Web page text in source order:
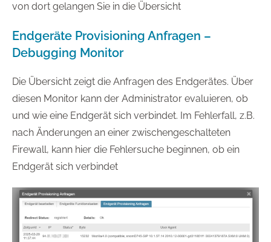
von dort gelangen Sie in die Übersicht
Endgeräte Provisioning Anfragen –
Debugging Monitor
Die Übersicht zeigt die Anfragen des Endgerätes. Über
diesen Monitor kann der Administrator evaluieren, ob
und wie eine Endgerät sich verbindet. Im Fehlerfall, z.B.
nach Änderungen an einer zwischengeschalteten
Firewall, kann hier die Fehlersuche beginnen, ob ein
Endgerät sich verbindet